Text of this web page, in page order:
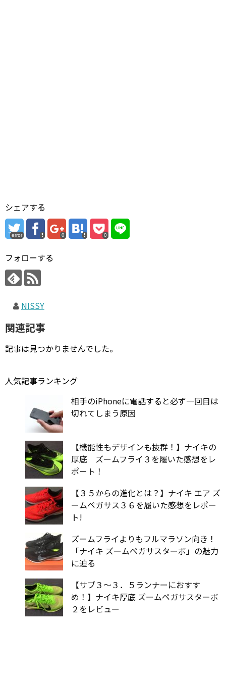
シェアする
error 0 0
フォローする
NISSY
関連記事
記事は見つかりませんでした。
人気記事ランキング
相手のiPhoneに電話すると必ず一回目は
切れてしまう原因
【機能性もデザインも抜群！】ナイキの
厚底 ズームフライ３を履いた感想をレ
ポート！
【３５からの進化とは？】ナイキ エア ズ
ームペガサス３６を履いた感想をレポー
ト!
ズームフライよりもフルマラソン向き！
「ナイキ ズームペガサスターボ」の魅力
に迫る
【サブ３〜３．５ランナーにおすす
め！】ナイキ厚底 ズームペガサスターボ
２をレビュー